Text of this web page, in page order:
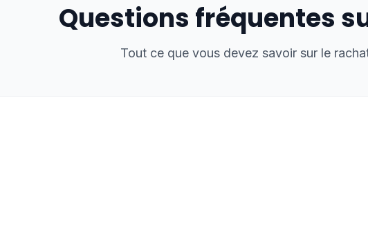
Questions fréquentes
Tout ce que vous devez savoir sur le